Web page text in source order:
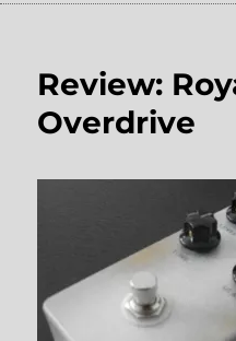
Review:
Overdrive